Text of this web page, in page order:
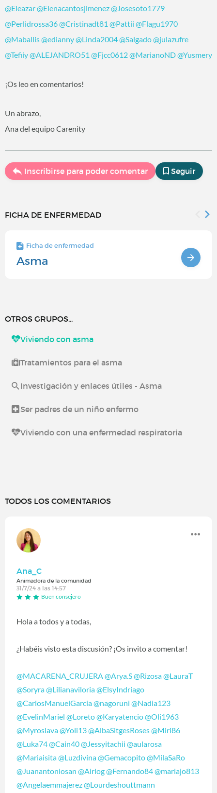
@Eleazar@Elenacantosjimenez@Josesoto1779
@Perlidrossa36@Cristinadt81 @Pattii @Flagu1970
@Maballis@edianny@Linda2004@Salgado@julazufre
@Tefiiy@ALEJANDRO51 @Fjcc0612@MarianoND@Yusmery
¡Os leo en comentarios!
Un abrazo,
Ana del equipo Carenity
Inscribirse para poder comentar Seguir
FICHA DE ENFERMEDAD
Ficha de enfermedad
Asma
OTROS GRUPOS...
Viviendo con asma
Tratamientos para el asma
Investigación y enlaces útiles - Asma
Ser padres de un niño enfermo
Viviendo con una enfermedad respiratoria
TODOS LOS COMENTARIOS
Ana_C
Animadora de la comunidad
31/7/24 a las 14:57
Buen consejero
Hola a todos y a todas,
¿Habéis visto esta discusión? ¡Os invito a comentar!
@MACARENA_CRUJERA @Arya.S@Rizosa@LauraT
@Soryra@Lilianaviloria@ElsyIndriago
@CarlosManuelGarcia@nagoruni @Nadia123
@EvelinMariel @Loreto@Karyatencio@Oli1963
@Myroslava@Yoli13@AlbaSitgesRoses@Miri86
@Luka74@Cain40@Jessyitachii @aularosa
@Mariaisita@Luzdivina@Gemacopito@MilaSaRo
@Juanantoniosan @Airlog@Fernando84@mariajo813
@Angelaemmajerez@Lourdeshouttmann